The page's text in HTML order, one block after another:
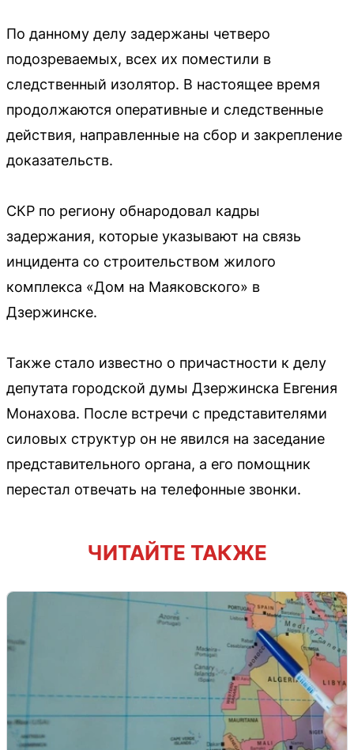
По данному делу задержаны четверо
подозреваемых, всех их поместили в
следственный изолятор. В настоящее время
продолжаются оперативные и следственные
действия, направленные на сбор и закрепление
доказательств.
СКР по региону обнародовал кадры
задержания, которые указывают на связь
инцидента со строительством жилого
комплекса «Дом на Маяковского» в
Дзержинске.
Также стало известно о причастности к делу
депутата городской думы Дзержинска Евгения
Монахова. После встречи с представителями
силовых структур он не явился на заседание
представительного органа, а его помощник
перестал отвечать на телефонные звонки.
ЧИТАЙТЕ ТАКЖЕ